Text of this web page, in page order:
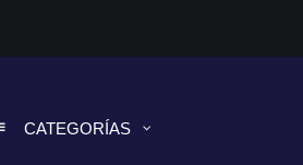
CATEGORÍAS